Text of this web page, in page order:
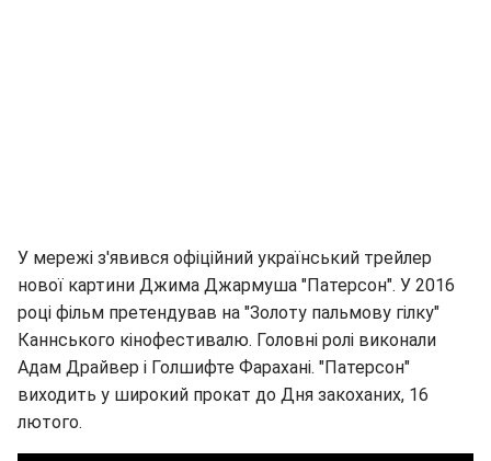
У мережі з'явився офіційний український трейлер
нової картини Джима Джармуша "Патерсон". У 2016
році фільм претендував на "Золоту пальмову гілку"
Каннського кінофестивалю. Головні ролі виконали
Адам Драйвер і Голшифте Фарахані. "Патерсон"
виходить у широкий прокат до Дня закоханих, 16
лютого.